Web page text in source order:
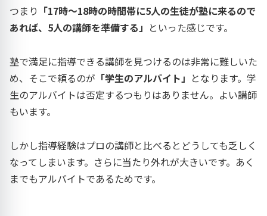
つまり 「17時～18時の時間帯に5人の生徒が塾に来るので
あれば、5人の講師を準備する」 といった感じです。
塾で満足に指導できる講師を見つけるのは非常に難しいた
め、そこで頼るのが 「学生のアルバイト」 となります。学
生のアルバイトは否定するつもりはありません。よい講師
もいます。
しかし指導経験はプロの講師と比べるとどうしても乏しく
なってしまいます。さらに当たり外れが大きいです。あく
までもアルバイトであるためです。